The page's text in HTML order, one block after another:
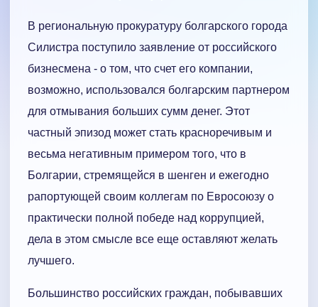
В региональную прокуратуру болгарского города
Силистра поступило заявление от российского
бизнесмена - о том, что счет его компании,
возможно, использовался болгарским партнером
для отмывания больших сумм денег. Этот
частный эпизод может стать красноречивым и
весьма негативным примером того, что в
Болгарии, стремящейся в шенген и ежегодно
рапортующей своим коллегам по Евросоюзу о
практически полной победе над коррупцией,
дела в этом смысле все еще оставляют желать
лучшего.
Большинство российских граждан, побывавших